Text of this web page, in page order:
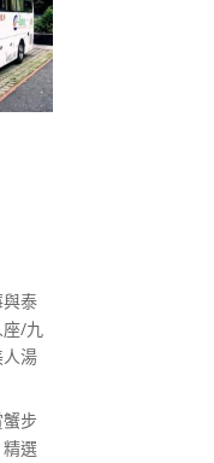
與泰
座/九
湯
蟹步
選